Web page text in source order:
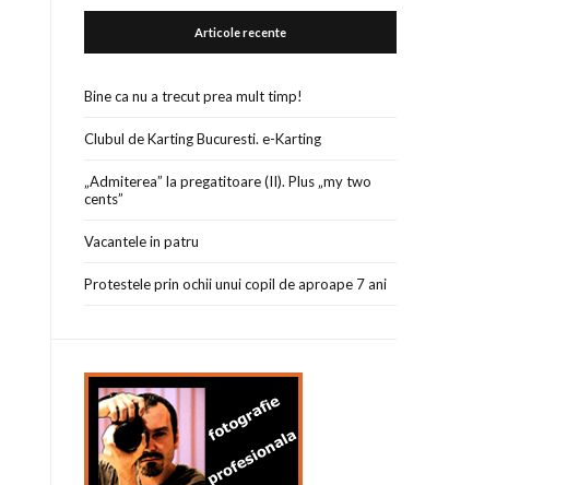
Articole recente
Bine ca nu a trecut prea mult timp!
Clubul de Karting Bucuresti. e-Karting
„Admiterea” la pregatitoare (II). Plus „my two
cents”
Vacantele in patru
Protestele prin ochii unui copil de aproape 7 ani